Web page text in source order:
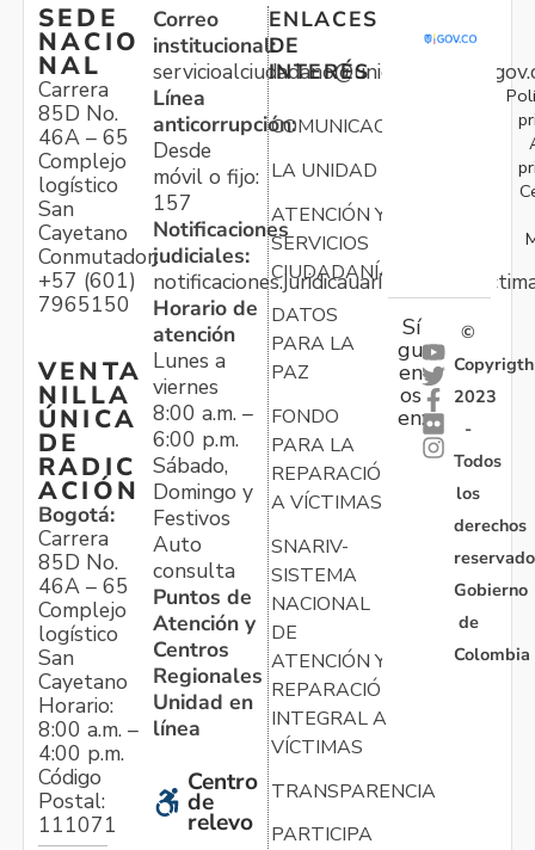
SEDE
NACIO
NAL
Carrera
85D No.
46A – 65
Complejo
logístico
San
Cayetano
Conmutador:
+57 (601)
7965150
VENTA
NILLA
ÚNICA
DE
RADIC
ACIÓN
Bogotá:
Carrera
85D No.
46A – 65
Complejo
logístico
San
Cayetano
Horario:
8:00 a.m. –
4:00 p.m.
Código
Postal:
111071
Correo
institucional:
Línea
anticorrupción:
Desde
móvil o fijo:
157
Notificaciones
judiciales:
Horario de
atención
Lunes a
viernes
8:00 a.m. –
6:00 p.m.
Sábado,
Domingo y
Festivos
Auto
consulta
Puntos de
Atención y
Centros
Regionales
Unidad en
línea
Centro
de
relevo
ENLACES
DE
INTERÉS
COMUNICACIONES
LA UNIDAD
ATENCIÓN Y
SERVICIOS
CIUDADANÍA
DATOS
PARA LA
PAZ
FONDO
PARA LA
REPARACIÓN
A VÍCTIMAS
SNARIV-
SISTEMA
NACIONAL
DE
ATENCIÓN Y
REPARACIÓN
INTEGRAL A
VÍCTIMAS
TRANSPARENCIA
PARTICIPA
Sí
gu
en
os
en:
©
Copyrigth
2023
-
Todos
los
derechos
Gobierno
de
Colombia